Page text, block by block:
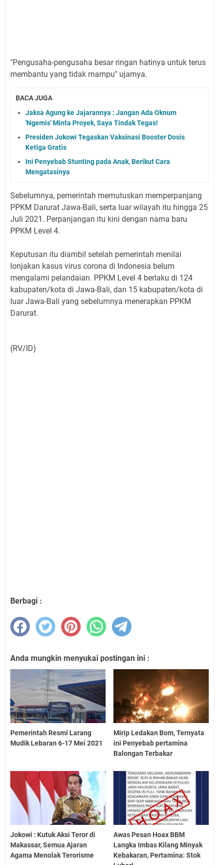
"Pengusaha-pengusaha besar ringan hatinya untuk terus
membantu yang tidak mampu" ujarnya.
BACA JUGA
Jaksa Agung ke Jajarannya : Jangan Ada Oknum
'Ngemis' Minta Proyek, Saya Tindak Tegas!
Presiden Jokowi Tegaskan Vaksinasi Booster Dosis
Ketiga Gratis
Ini Penyebab Stunting pada Anak, Berikut Cara
Mengatasinya
Sebelumnya, pemerintah memutuskan memperpanjang
PPKM Darurat Jawa-Bali, serta luar wilayah itu hingga 25
Juli 2021. Perpanjangan itu kini dengan nama baru
PPKM Level 4.
Keputusan itu diambil setelah pemerintah menilai
lonjakan kasus virus corona di Indonesia belum
mengalami pelandaian. PPKM Level 4 berlaku di 124
kabupaten/kota di Jawa-Bali, dan 15 kabupaten/kota di
luar Jawa-Bali yang sebelumnya menerapkan PPKM
Darurat.
(RV/ID)
Berbagi :
Anda mungkin menyukai postingan ini :
Pemerintah Resmi Larang
Mudik Lebaran 6-17 Mei 2021
Mirip Ledakan Bom, Ternyata
ini Penyebab pertamina
Balongan Terbakar
Jokowi : Kutuk Aksi Teror di
Makassar, Semua Ajaran
Agama Menolak Terorisme
Awas Pesan Hoax BBM
Langka Imbas Kilang Minyak
Kebakaran, Pertamina: Stok